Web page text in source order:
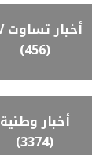
أخبار تساوت TV
(456)
أخبار وطنية
(3374)